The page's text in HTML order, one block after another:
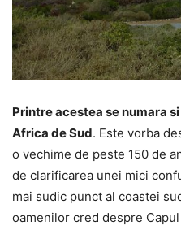
Printre acestea se numara
Africa de Sud. Este vorba
o vechime de peste 150 de
de clarificarea unei mici
mai sudic punct al coastei
oamenilor cred despre